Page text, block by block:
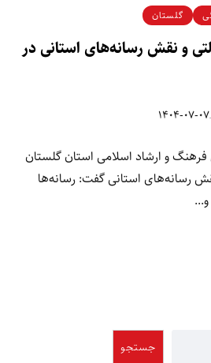
گلستان
و نقش رسانه‌های استانی در
۱۴۰۴-۰۷-۰۷
فرهنگ و ارشاد اسلامی استان گلستان
رسانه‌های استانی گفت: رسانه‌ها
جستجو